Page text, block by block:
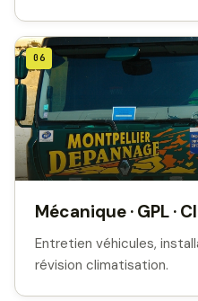
06
Mécanique · GPL ·
Entretien véhicules,
révision climatisation.